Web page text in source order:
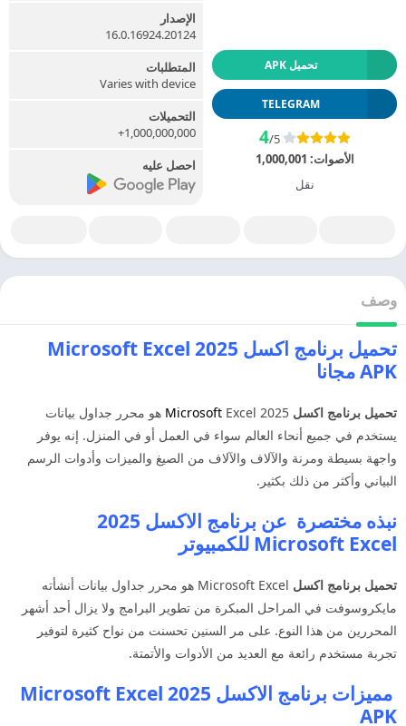
تحميل APK
TELEGRAM
4/5
الأصوات: 1,000,001
نقل
الإصدار
16.0.16924.20124
المتطلبات
Varies with device
التحميلات
1,000,000,000+
احصل عليه
وصف
تحميل برنامج اكسل 2025 Microsoft Excel
APK مجانا
تحميل برنامج اكسل Microsoft Excel هو محرر جداول بيانات
يستخدم في جميع أنحاء العالم سواء في العمل أو في المنزل. إنه يوفر
واجهة بسيطة ومرنة والآلاف والآلاف من الصيغ والميزات وأدوات الرسم
البياني وأكثر من ذلك بكثير.
نبذه مختصرة عن برنامج الاكسل 2025
Microsoft Excel للكمبيوتر
تحميل برنامج اكسل
Microsoft Excel هو محرر جداول بيانات أنشأته
مايكروسوفت في المراحل المبكرة من تطوير البرامج ولا يزال أحد أشهر
المحررين من هذا النوع. على مر السنين تحسنت من نواح كثيرة لتوفير
تجربة مستخدم رائعة مع العديد من الأدوات والأتمتة.
مميزات برنامج الاكسل 2025 Microsoft Excel
APK